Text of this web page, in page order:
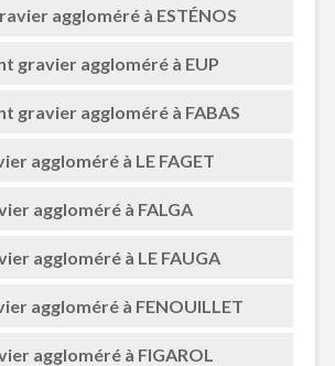
aggloméré à ESTÉNOS
gravier aggloméré à EUP
gravier aggloméré à FABAS
aggloméré à LE FAGET
aggloméré à FALGA
aggloméré à LE FAUGA
aggloméré à FENOUILLET
aggloméré à FIGAROL